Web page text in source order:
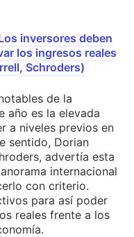
inversores deben
los ingresos reales
Schroders)
de la
año es la elevada
a niveles previos en
sentido, Dorian
advertía esta
internacional
con criterio.
para así poder
reales frente a los